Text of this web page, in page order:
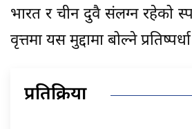
भारत र चीन दुवै संलग्न रहेको
वृत्तमा यस मुद्दामा बोल्ने
प्रतिक्रिया